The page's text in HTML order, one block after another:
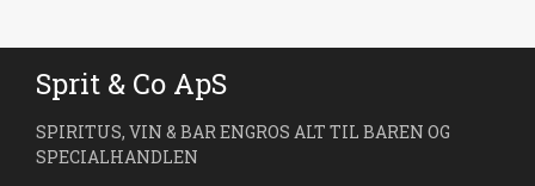
Sprit & Co ApS
SPIRITUS, VIN & BAR ENGROS ALT TIL BAREN OG
SPECIALHANDLEN